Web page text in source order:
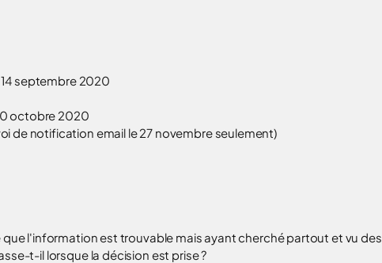
septembre 2020
octobre 2020
de notification email le 27 novembre seulement)
l'information est trouvable mais ayant cherché partout et vu des
t-il lorsque la décision est prise ?